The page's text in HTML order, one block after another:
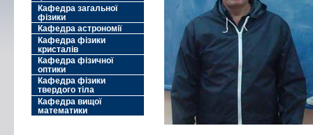
Кафедра загальної
фізики
Кафедра астрономії
Кафедра фізики
кристалів
Кафедра фізичної
оптики
Кафедра фізики
твердого тіла
Кафедра вищої
математики